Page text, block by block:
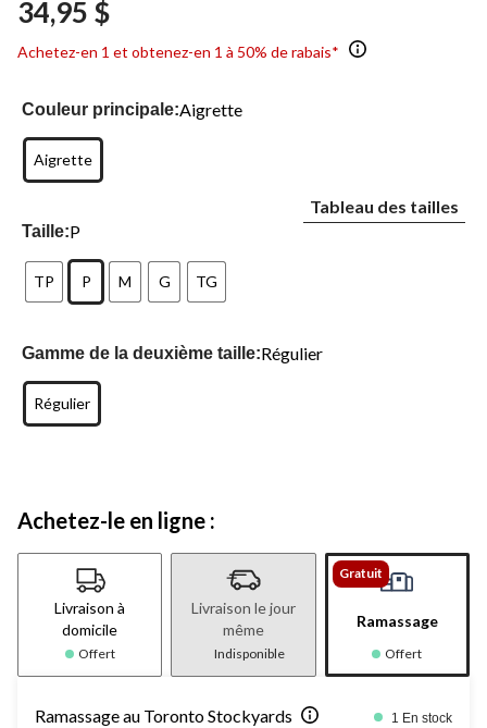
même
34,95 $
Achetez-en 1 et obtenez-en 1 à 50% de rabais*
Couleur principale:Aigrette
Aigrette
Taille:P
Tableau des tailles
TP P M G TG
Gamme de la deuxième taille:Régulier
Régulier
Achetez-le en ligne :
Livraison à
domicile
Offert
Livraison le jour
même
Indisponible
Gratuit
Ramassage
Offert
Ramassage au Toronto Stockyards 1 En stock